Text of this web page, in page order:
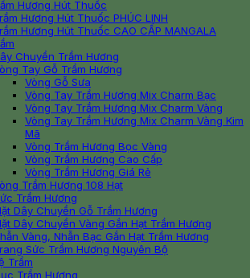
Hương Hút Thuốc
Hương Hút Thuốc PHÚC LINH
Hương Hút Thuốc CAO CẤP MANGALA
Chuyền Trầm Hương
Tay Gỗ Trầm Hương
Vòng Gỗ Sưa
Vòng Tay Trầm Hương Mix Charm Bạc
Vòng Tay Trầm Hương Mix Charm Vàng
Vòng Tay Trầm Hương Mix Charm Vàng Kim
Mã
Vòng Trầm Hương Bọc Vàng
Vòng Trầm Hương Cao Cấp
Vòng Trầm Hương Giá Rẻ
Trầm Hương 108 Hạt
Trầm Hương
Dây Chuyền Gỗ Trầm Hương
Dây Chuyền Vàng Gắn Hạt Trầm Hương
Vàng, Nhẫn Bạc Gắn Hạt Trầm Hương
Sức Trầm Hương Nguyên Bộ
Trầm
Trầm Hương